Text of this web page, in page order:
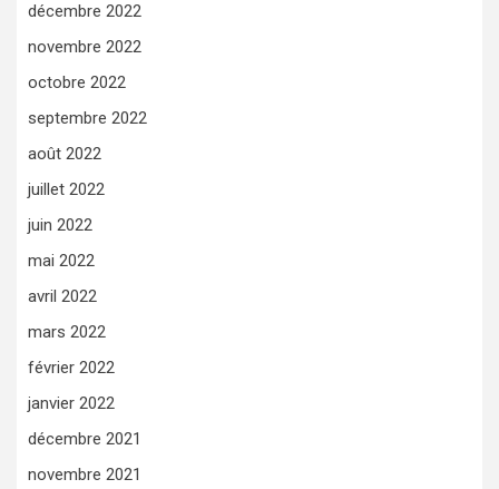
décembre 2022
novembre 2022
octobre 2022
septembre 2022
août 2022
juillet 2022
juin 2022
mai 2022
avril 2022
mars 2022
février 2022
janvier 2022
décembre 2021
novembre 2021